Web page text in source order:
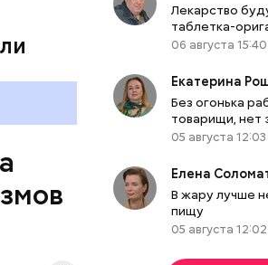
Лекарство
таблетка-
06 августа 15:40
Екатерина
Без огонька
товарищи, нет
05 августа 12:03
Елена
В жару лучше
пищу
05 августа 12:02